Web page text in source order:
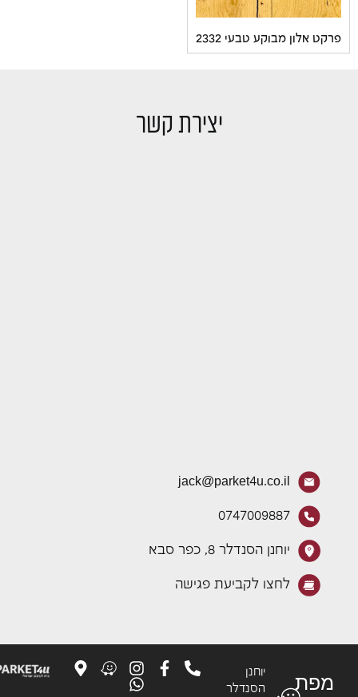
אלון מבוקע טבעי 2332
יצירת קשר
jack@parket4u.co.il
0747009887
יוחנן הסנדלר 8, כפר סבא
לחצו לקביעת פגישה
הסנדלר